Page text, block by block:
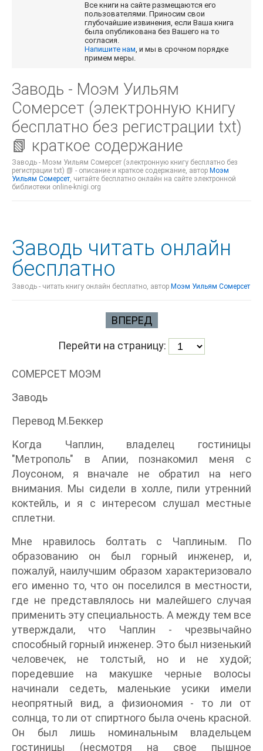
Все книги на сайте размещаются его
пользователями. Приносим свои
глубочайшие извинения, если Ваша книга
была опубликована без Вашего на то
согласия.
Напишите нам, и мы в срочном порядке
примем меры.
Заводь - Моэм Уильям
Сомерсет (электронную книгу
бесплатно без регистрации txt)
📗 краткое содержание
Заводь - Моэм Уильям Сомерсет (электронную книгу бесплатно без
регистрации txt) 📗 - описание и краткое содержание, автор Моэм
Уильям Сомерсет, читайте бесплатно онлайн на сайте электронной
библиотеки online-knigi.org
Заводь читать онлайн
бесплатно
Заводь - читать книгу онлайн бесплатно, автор Моэм Уильям Сомерсет
ВПЕРЕД
Перейти на страницу:
СОМЕРСЕТ МОЭМ
Заводь
Перевод М.Беккер
Когда Чаплин, владелец гостиницы
"Метрополь" в Апии, познакомил меня с
Лоусоном, я вначале не обратил на него
внимания. Мы сидели в холле, пили утренний
коктейль, и я с интересом слушал местные
сплетни.
Мне нравилось болтать с Чаплиным. По
образованию он был горный инженер, и,
пожалуй, наилучшим образом характеризовало
его именно то, что он поселился в местности,
где не представлялось ни малейшего случая
применить эту специальность. А между тем все
утверждали, что Чаплин - чрезвычайно
способный горный инженер. Это был низенький
человечек, не толстый, но и не худой;
поредевшие на макушке черные волосы
начинали седеть, маленькие усики имели
неопрятный вид, а физиономия - то ли от
солнца, то ли от спиртного была очень красной.
Он был лишь номинальным владельцем
гостиницы (несмотря на свое пышное